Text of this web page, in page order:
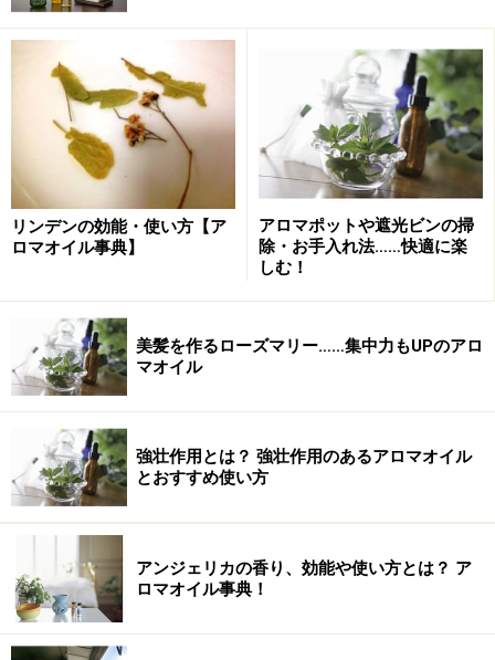
特にはありません。
◆ガイドからひとこと提案
ラベンダーは本当に素晴らしい香りです。意外と強く香
るため原液を強く嗅いで悪い印象をもっている人もいる
ようですがそれはとても残念。少量を嗅ぐとそのバラン
スのとれた香りを実感できるはず。
参考文献
『アロマテラピーのための84の精油』ワンダー・セラー著 高山林太郎
訳（フレグランスジャーナル社）
【関連記事】
フレンチラベンダーの効能・使い方：アロマオイル事典
スパイクラベンダーとは？アロマオイルの香り・効能・
使い方など
リンデンの効能・使い方【ア
ロマオイル事典】
アロマポットや遮光ビンの掃
除・お手入れ法……快適に楽
しむ！
美髪を作るローズマリー……集中力もUPのアロ
マオイル
強壮作用とは？ 強壮作用のあるアロマオイル
とおすすめ使い方
アンジェリカの香り、効能や使い方とは？ ア
ロマオイル事典！